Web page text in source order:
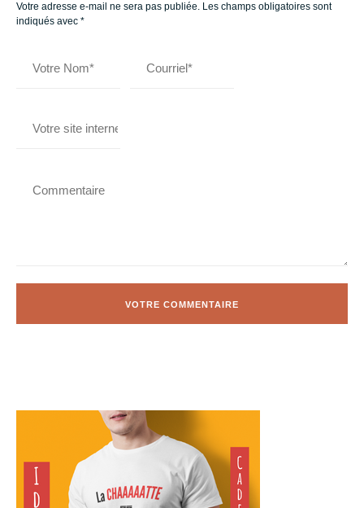
Votre adresse e-mail ne sera pas publiée. Les champs obligatoires sont
indiqués avec *